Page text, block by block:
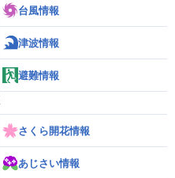
台風情報
津波情報
避難情報
さくら開花情報
あじさい情報